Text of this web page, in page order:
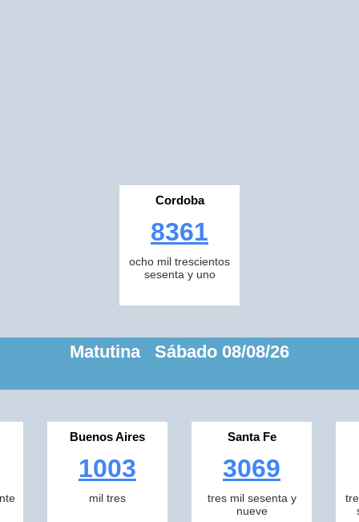
Cordoba
8361
ocho mil trescientos
sesenta y uno
Matutina Sábado 08/08/26
Buenos Aires
1003
mil tres
Santa Fe
3069
tres mil sesenta y
nueve